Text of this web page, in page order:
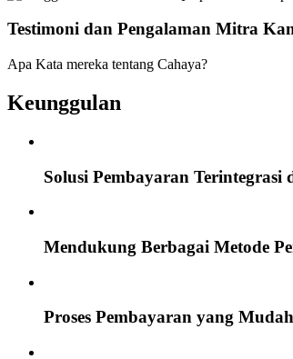
Testimoni dan Pengalaman Mitra
Apa Kata mereka tentang Cahaya?
Keunggulan
Solusi Pembayaran Terintegrasi
Mendukung Berbagai Metode
Proses Pembayaran yang